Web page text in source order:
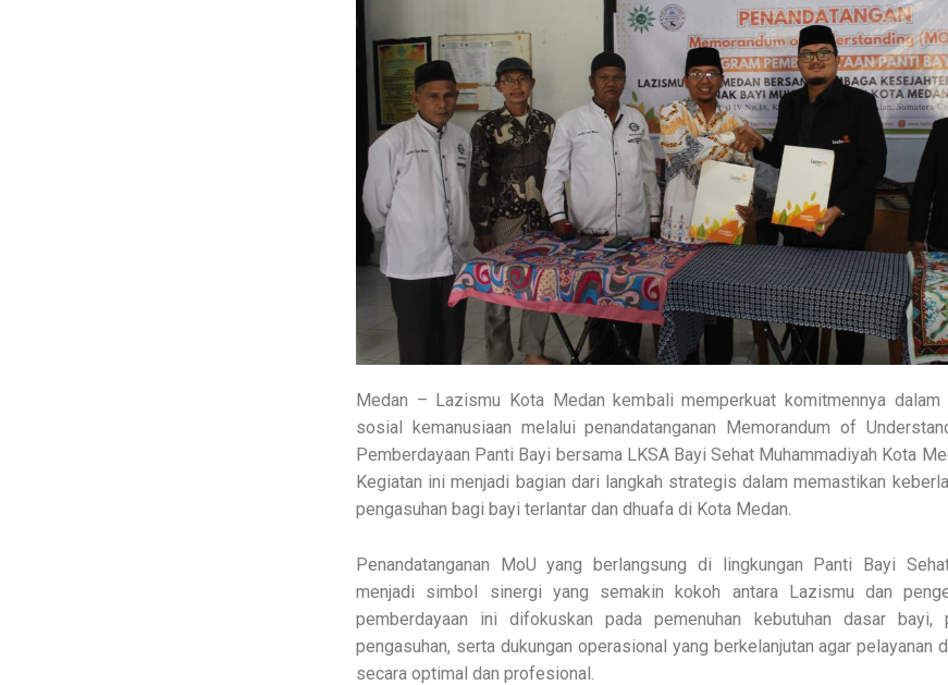
Medan – Lazismu Kota Medan kembali memperkuat komitmennya dalam
sosial kemanusiaan melalui penandatanganan Memorandum of
Pemberdayaan Panti Bayi bersama LKSA Bayi Sehat Muhammadiyah Kota
Kegiatan ini menjadi bagian dari langkah strategis dalam memastikan
pengasuhan bagi bayi terlantar dan dhuafa di Kota Medan.
Penandatanganan MoU yang berlangsung di lingkungan Panti Bayi
menjadi simbol sinergi yang semakin kokoh antara Lazismu dan
pemberdayaan ini difokuskan pada pemenuhan kebutuhan dasar bayi,
pengasuhan, serta dukungan operasional yang berkelanjutan agar pelayanan
secara optimal dan profesional.